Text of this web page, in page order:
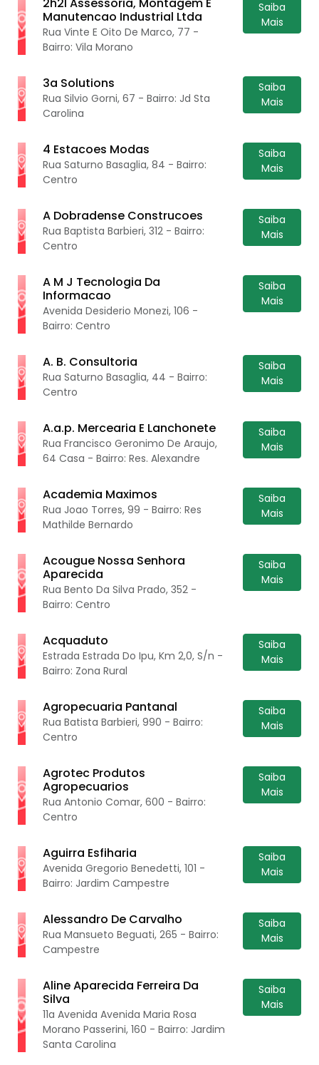
Manutencao Industrial Ltda
Rua Vinte E Oito De Marco, 77 -
Bairro: Vila Morano
Saiba
Mais
3a Solutions
Rua Silvio Gorni, 67 - Bairro: Jd Sta
Carolina
Saiba
Mais
4 Estacoes Modas
Rua Saturno Basaglia, 84 - Bairro:
Centro
Saiba
Mais
A Dobradense Construcoes
Rua Baptista Barbieri, 312 - Bairro:
Centro
Saiba
Mais
A M J Tecnologia Da
Informacao
Avenida Desiderio Monezi, 106 -
Bairro: Centro
Saiba
Mais
A. B. Consultoria
Rua Saturno Basaglia, 44 - Bairro:
Centro
Saiba
Mais
A.a.p. Mercearia E Lanchonete
Rua Francisco Geronimo De Araujo,
64 Casa - Bairro: Res. Alexandre
Saiba
Mais
Academia Maximos
Rua Joao Torres, 99 - Bairro: Res
Mathilde Bernardo
Saiba
Mais
Acougue Nossa Senhora
Aparecida
Rua Bento Da Silva Prado, 352 -
Bairro: Centro
Saiba
Mais
Acquaduto
Estrada Estrada Do Ipu, Km 2,0, S/n -
Bairro: Zona Rural
Saiba
Mais
Agropecuaria Pantanal
Rua Batista Barbieri, 990 - Bairro:
Centro
Saiba
Mais
Agrotec Produtos
Agropecuarios
Rua Antonio Comar, 600 - Bairro:
Centro
Saiba
Mais
Aguirra Esfiharia
Avenida Gregorio Benedetti, 101 -
Bairro: Jardim Campestre
Saiba
Mais
Alessandro De Carvalho
Rua Mansueto Beguati, 265 - Bairro:
Campestre
Saiba
Mais
Aline Aparecida Ferreira Da
Silva
11a Avenida Avenida Maria Rosa
Morano Passerini, 160 - Bairro: Jardim
Santa Carolina
Saiba
Mais